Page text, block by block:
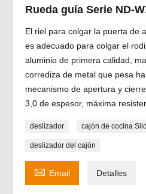
Rueda guía Serie ND-
El riel para colgar la puerta de
es adecuado para colgar el
aluminio de primera calidad,
corrediza de metal que pesa
mecanismo de apertura y
3,0 de espesor, máxima
deslizador cajón de cocina
deslizador del cajón
 Email Detalles